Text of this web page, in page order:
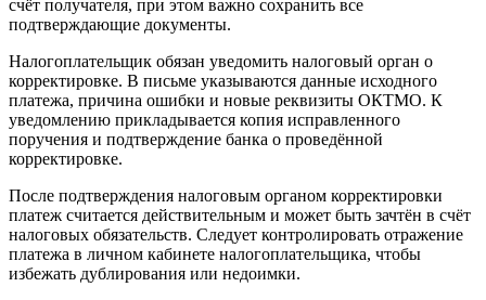
счёт получателя, при этом важно сохранить все
подтверждающие документы.
Налогоплательщик обязан уведомить налоговый орган о
корректировке. В письме указываются данные исходного
платежа, причина ошибки и новые реквизиты ОКТМО. К
уведомлению прикладывается копия исправленного
поручения и подтверждение банка о проведённой
корректировке.
После подтверждения налоговым органом корректировки
платеж считается действительным и может быть зачтён в счёт
налоговых обязательств. Следует контролировать отражение
платежа в личном кабинете налогоплательщика, чтобы
избежать дублирования или недоимки.